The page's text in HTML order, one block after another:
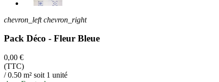
chevron_left chevron_right
Pack Déco - Fleur Bleue
0,00 €
(TTC)
/ 0.50 m² soit 1 unité